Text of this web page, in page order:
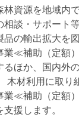
資源を地域内
相談・サポー
の輸出拡大を
業≪補助（定額
るほか、国内外
材利用に取り組
業≪補助（定額
援します。